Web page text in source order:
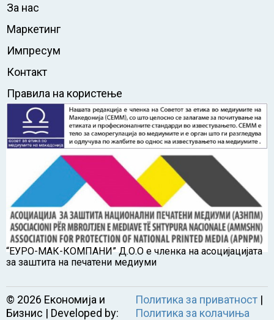
За нас
Маркетинг
Импресум
Контакт
Правила на користење
“ЕУРО-МАК-КОМПАНИ” Д.О.О е членка на асоцијацијата
за заштита на печатени медиуми
© 2026 Економија и
Бизнис | Developed by:
Политика за приватност|
Политика за колачиња